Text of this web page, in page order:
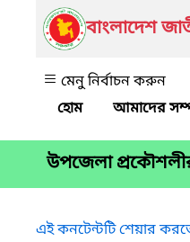
বাংলাদেশ
মেনু নির্বাচন করুন
আমাদের
উপজেলা
এই কনটেন্টটি শেয়ার